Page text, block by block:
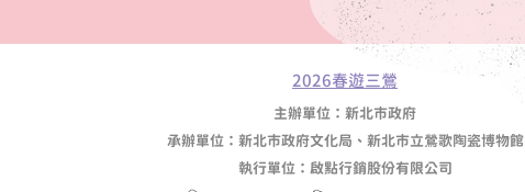
2026春遊三鶯
主辦單位：新北市政府
承辦單位：新北市政府文化局、新北市立鶯歌陶瓷博物館
執行單位：啟點行銷股份有限公司